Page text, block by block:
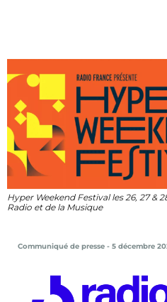
Hyper Weekend Festival les 26, 27 &
Radio et de la Musique
Communiqué de presse - 5 décembre